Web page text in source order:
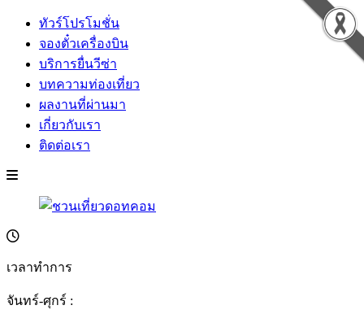
ทัวร์โปรโมชั่น
จองตั๋วเครื่องบิน
บริการยื่นวีซ่า
บทความท่องเที่ยว
ผลงานที่ผ่านมา
เกี่ยวกับเรา
ติดต่อเรา
เวลาทำการ
จันทร์-ศุกร์ :